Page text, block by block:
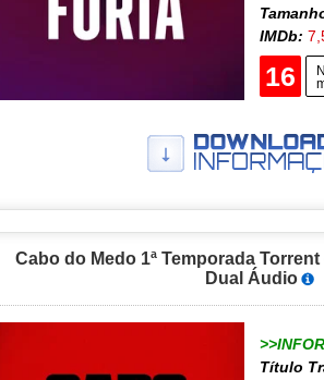
IMDb:
16
Cabo do Medo 1ª Temporada
Dual Áudio
Título